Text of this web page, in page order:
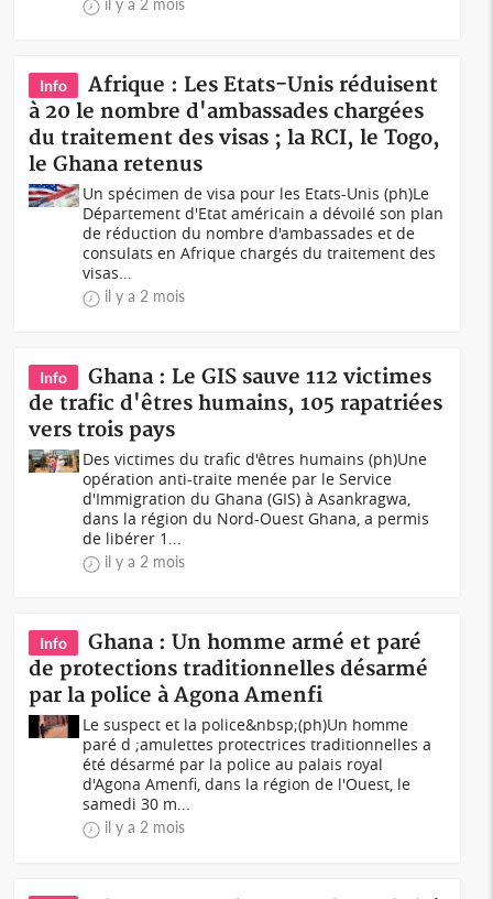
il y a 2 mois
Info
Afrique : Les Etats-Unis réduisent
à 20 le nombre d'ambassades chargées
du traitement des visas ; la RCI, le Togo,
le Ghana retenus
Un spécimen de visa pour les Etats-Unis (ph)Le
Département d'Etat américain a dévoilé son plan
de réduction du nombre d'ambassades et de
consulats en Afrique chargés du traitement des
visas...
il y a 2 mois
Info
Ghana : Le GIS sauve 112 victimes
de trafic d'êtres humains, 105 rapatriées
vers trois pays
Des victimes du trafic d'êtres humains (ph)Une
opération anti-traite menée par le Service
d'Immigration du Ghana (GIS) à Asankragwa,
dans la région du Nord-Ouest Ghana, a permis
de libérer 1...
il y a 2 mois
Info
Ghana : Un homme armé et paré
de protections traditionnelles désarmé
par la police à Agona Amenfi
Le suspect et la police&nbsp;(ph)Un homme
paré d ;amulettes protectrices traditionnelles a
été désarmé par la police au palais royal
d'Agona Amenfi, dans la région de l'Ouest, le
samedi 30 m...
il y a 2 mois